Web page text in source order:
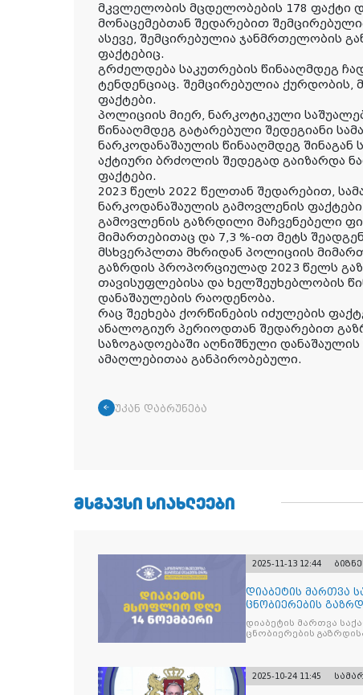
მკვლელობის მცდელობების 178 ფაქტი
მონაცემებთან შედარებით
ასევე, შემცირებულია ჯანმრთელობის
ფაქტებიც.
გრძელდება საკუთრების წინააღმდეგ
ტენდენციაც. შემცირებულია ქურდობის,
ფაქტები.
პოლიციის მიერ, ნარკოტიკული
წინააღმდეგ გატარებული შედეგიანი
ნარკოდანაშაულის წინააღმდეგ შინაგან
აქტიური ბრძოლის შედეგად გაიზარდა
ფაქტები.
2023 წელს 2022 წელთან შედარებით,
ნარკოდანაშაულის გამოვლენის
გამოვლენის გაზრდილი მაჩვენებელი
მიმართებითაც და 7,3 %-ით მეტს
მსხვერპლთა მხრიდან პოლიციის
გაზრდის პროპორციულად 2023 წელს
თავისუფლებისა და ხელშეუხებლობის
დანაშაულების რაოდენობა.
რაც შეეხება ქორწინების იძულების
ანალოგიურ პერიოდთან შედარებით
საზოგადოებაში აღნიშნული დანაშაულის
ამაღლებითაა განპირობებული.
უკან დაბრუნება
ᲛᲡᲒᲐᲕᲡᲘ ᲡᲘᲐᲮᲚᲔᲔᲑᲘ
2025-11-13 12:44
დიაბეტის მართვა
ცნობიერების
მიზნით
დიაბეტის მართვა
ცნობიერების
2025-10-24 11:45